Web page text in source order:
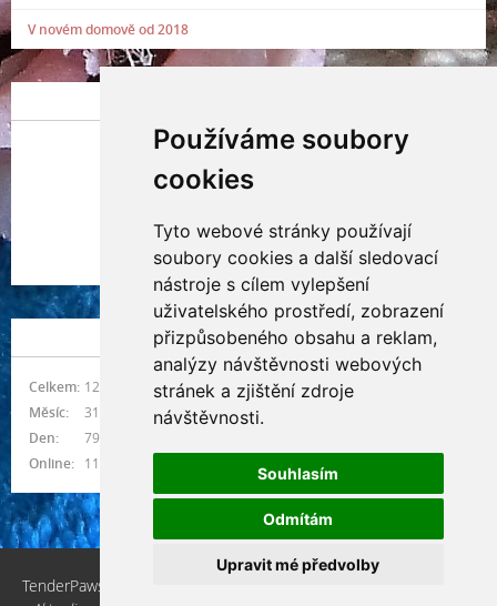
Používáme soubory
cookies
Tyto webové stránky používají
soubory cookies a další sledovací
nástroje s cílem vylepšení
uživatelského prostředí, zobrazení
přizpůsobeného obsahu a reklam,
analýzy návštěvnosti webových
stránek a zjištění zdroje
návštěvnosti.
Souhlasím
Odmítám
Upravit mé předvolby
V novém domově od 2018
Indianna Ryve
Nostra, CZ
NÁVŠTĚVNOST
Online: 11
Celkem: 1216905
Měsíc:
31086
Den:
797
TenderPaws, CZ © 2026 eStránky.cz